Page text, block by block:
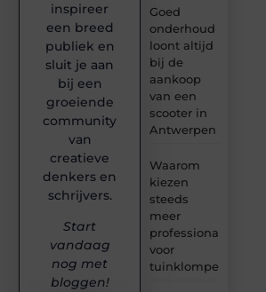
Goed
onderhoud
loont altijd
bij de
aankoop
van een
scooter in
Antwerpen
Waarom
kiezen
steeds
meer
professionals
voor
tuinklompen?
inspireer
een breed
publiek en
sluit je aan
bij een
groeiende
community
van
creatieve
denkers en
schrijvers.
Start
vandaag
nog met
bloggen!